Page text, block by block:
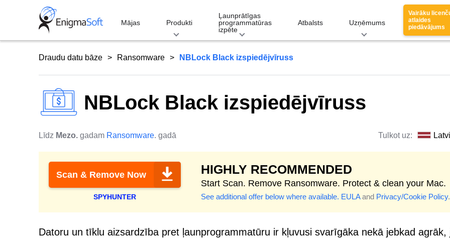
Mājas Produkti
Ļaunprātīgas
programmatūras
izpēte
Atbalsts Uzņēmums
Vairāku
atlaides
piedāvājums
Draudu datu bāze Ransomware NBLock Black izspiedējvīruss
NBLock Black izspiedējvīruss
Līdz Mezo. gadam Ransomware. gadā Tulkot uz:
Scan & Remove Now
SPYHUNTER
HIGHLY RECOMMENDED
Start Scan. Remove Ransomware. Protect & clean your Mac.
See additional offer below where available. EULAand Privacy/Cookie Policy.
Datoru un tīklu aizsardzība pret ļaunprogrammatūru ir kļuvusi svarīgāka nekā jebkad agrāk,